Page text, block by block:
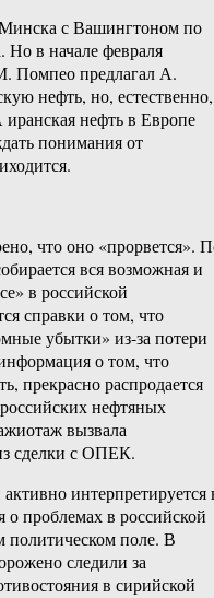
с Вашингтоном по
Но в начале февраля
Помпео предлагал А.
нефть, но, естественно,
нефть в Европе
понимания от
что оно «прорвется».
вся возможная и
в российской
справки о том, что
убытки» из-за потери
о том, что
прекрасно распродается
нефтяных
вызвала
сделки с ОПЕК.
интерпретируется
проблемах в российской
политическом поле. В
следили за
в сирийской